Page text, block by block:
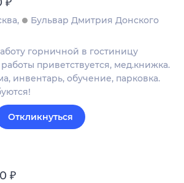
Бульвар Дмитрия Донского
горничной в гостиницу
приветствуется, мед.книжка.
инвентарь, обучение, парковка.
Откликнуться
₽